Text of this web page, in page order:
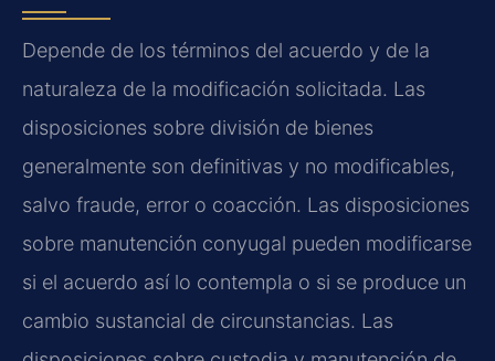
Depende de los términos del acuerdo y de la
naturaleza de la modificación solicitada. Las
disposiciones sobre división de bienes
generalmente son definitivas y no modificables,
salvo fraude, error o coacción. Las disposiciones
sobre manutención conyugal pueden modificarse
si el acuerdo así lo contempla o si se produce un
cambio sustancial de circunstancias. Las